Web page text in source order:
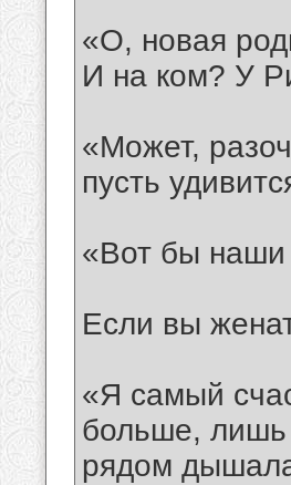
«О, новая
И на ком? У
«Может,
пусть
«Вот бы
Если вы
«Я самый
больше, лишь
рядом